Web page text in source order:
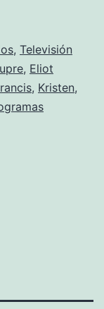
, Televisión
, Eliot
, Kristen,